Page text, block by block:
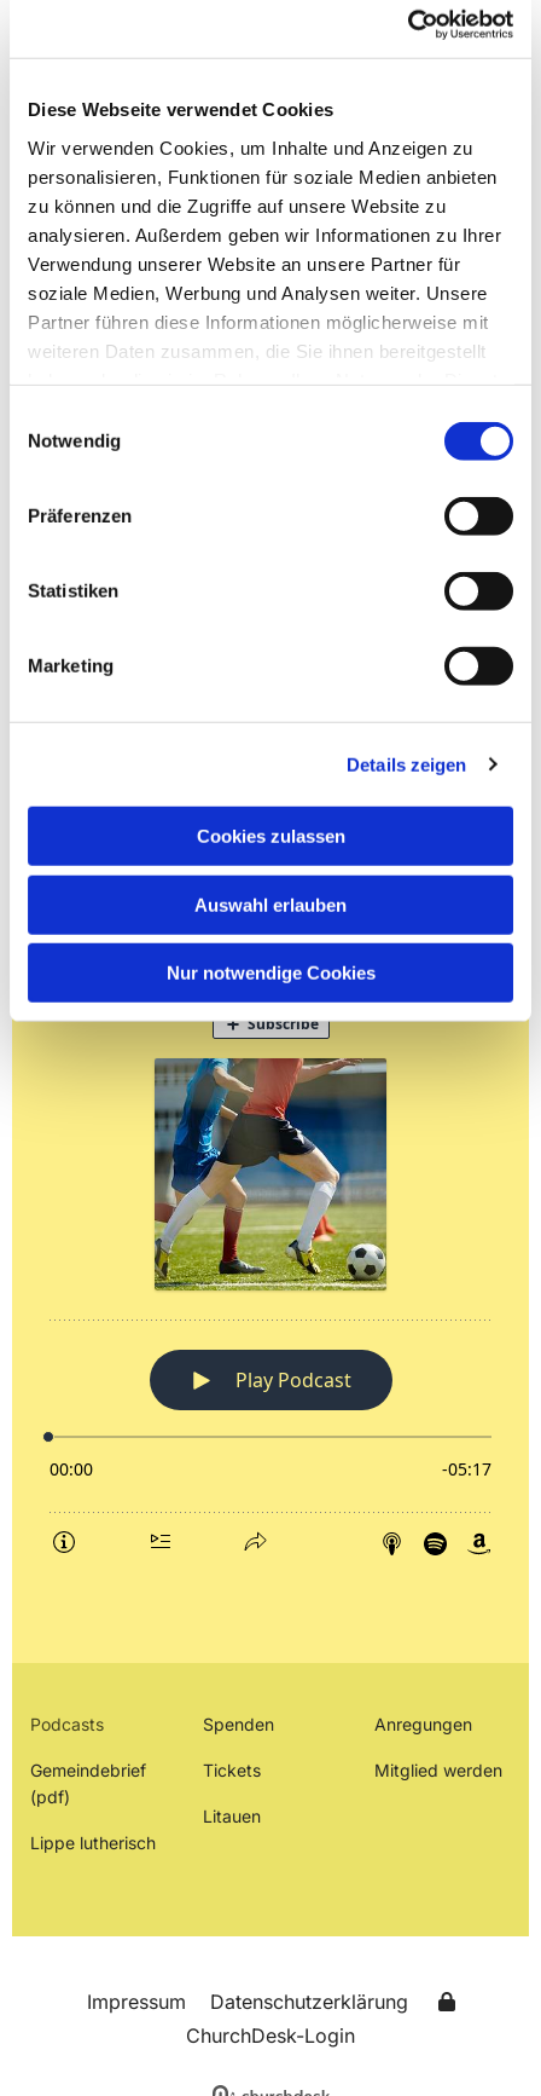
Diese Webseite verwendet Cookies
Wir verwenden Cookies, um Inhalte und Anzeigen zu
personalisieren, Funktionen für soziale Medien anbieten
zu können und die Zugriffe auf unsere Website zu
analysieren. Außerdem geben wir Informationen zu Ihrer
Verwendung unserer Website an unsere Partner für
soziale Medien, Werbung und Analysen weiter. Unsere
Partner führen diese Informationen möglicherweise mit
weiteren Daten zusammen, die Sie ihnen bereitgestellt
Notwendig
Präferenzen
Statistiken
Marketing
Details zeigen
Cookies zulassen
Auswahl erlauben
Nur notwendige Cookies
interessieren
Podcasts
Gemeindebrief
(pdf)
Lippe lutherisch
Spenden
Tickets
Litauen
Anregungen
Mitglied werden
Impressum
Datenschutzerklärung
ChurchDesk-Login